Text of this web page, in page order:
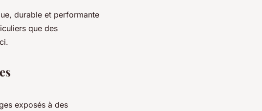
durable et performante
que des
exposés à des